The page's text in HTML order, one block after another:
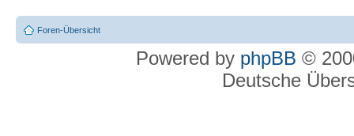
Foren-Übersicht
Powered by phpBB ©
Deutsche